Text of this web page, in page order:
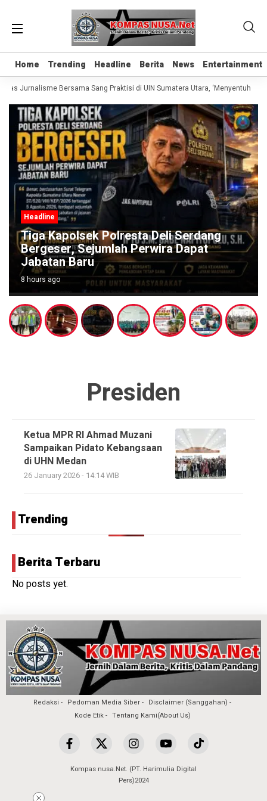
Home Trending Headline Berita News Entertainment
Home Trending Headline Berita News Entertainment
Jurnalisme Bersama Sang Praktisi di UIN Sumatera Utara, ‘Menyentuh Hati
Headline
Tiga Kapolsek Polresta Deli Serdang
Bergeser, Sejumlah Perwira Dapat
Jabatan Baru
8 hours ago
Presiden
Ketua MPR RI Ahmad Muzani
Sampaikan Pidato Kebangsaan
di UHN Medan
26 January 2026 - 14:14 WIB
Trending
Berita Terbaru
No posts yet.
Redaksi Pedoman Media Siber
Disclaimer (Sanggahan)
Kode Etik
Tentang Kami(About Us)
Kompas nusa.Net. (PT. Harimulia Digital
Pers)2024